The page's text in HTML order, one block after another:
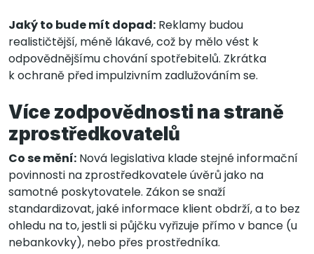
Jaký to bude mít dopad: Reklamy budou
realističtější, méně lákavé, což by mělo vést k
odpovědnějšímu chování spotřebitelů. Zkrátka
k ochraně před impulzivním zadlužováním se.
Více zodpovědnosti na straně
zprostředkovatelů
Co se mění: Nová legislativa klade stejné informační
povinnosti na zprostředkovatele úvěrů jako na
samotné poskytovatele. Zákon se snaží
standardizovat, jaké informace klient obdrží, a to bez
ohledu na to, jestli si půjčku vyřizuje přímo v bance (u
nebankovky), nebo přes prostředníka.